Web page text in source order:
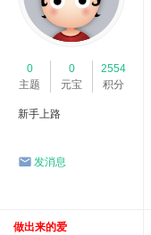
0
主题
0
元宝
2554
积分
新手上路
发消息
做出来的爱